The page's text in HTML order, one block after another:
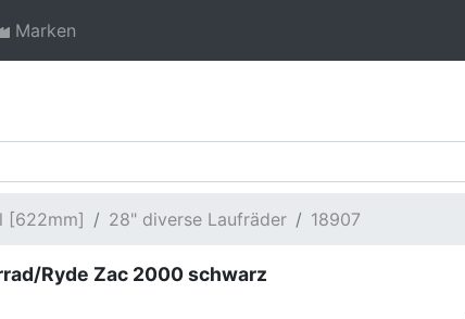
Marken
[622mm] 28" diverse Laufräder 18907
Ryde Zac 2000 schwarz